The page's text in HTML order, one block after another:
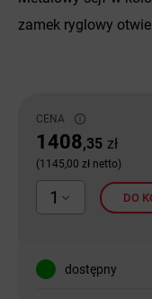
CENA
1408,35 zł
(1145,00 zł netto)
1 DO
dostępny
zamek ryglowy